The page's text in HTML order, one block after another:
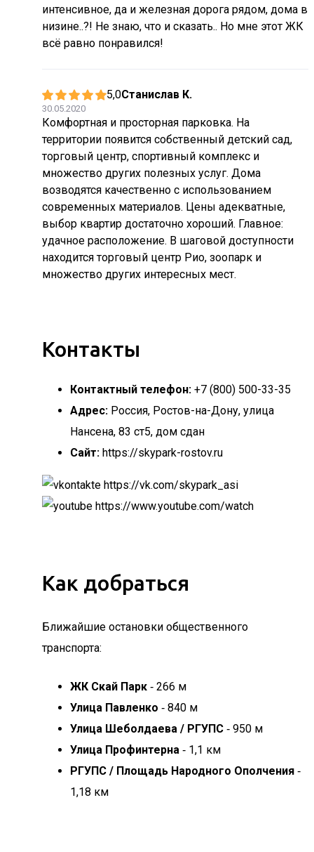
интенсивное, да и железная дорога рядом, дома в
низине..?! Не знаю, что и сказать.. Но мне этот ЖК
всё равно понравился!
5,0Станислав К.
30.05.2020
Комфортная и просторная парковка. На
территории появится собственный детский сад,
торговый центр, спортивный комплекс и
множество других полезных услуг. Дома
возводятся качественно с использованием
современных материалов. Цены адекватные,
выбор квартир достаточно хороший. Главное:
удачное расположение. В шаговой доступности
находится торговый центр Рио, зоопарк и
множество других интересных мест.
Контакты
Контактный телефон: +7 (800) 500-33-35
Адрес: Россия, Ростов-на-Дону, улица
Нансена, 83 ст5, дом сдан
Сайт: https://skypark-rostov.ru
https://vk.com/skypark_asi
https://www.youtube.com/watch
Как добраться
Ближайшие остановки общественного
транспорта:
ЖК Скай Парк ‐ 266 м
Улица Павленко ‐ 840 м
Улица Шеболдаева / РГУПС ‐ 950 м
Улица Профинтерна ‐ 1,1 км
РГУПС / Площадь Народного Ополчения ‐
1,18 км